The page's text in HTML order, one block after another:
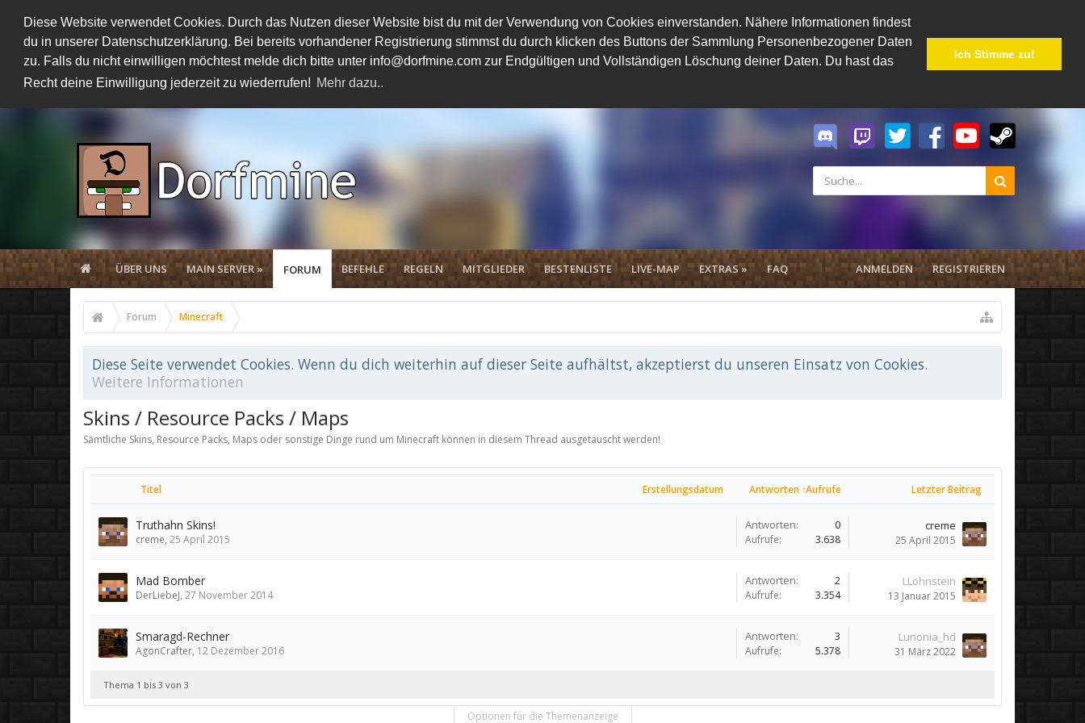
Diese Website verwendet Cookies. Durch das Nutzen dieser Website bist du mit der Verwendung von Cookies einverstanden. Nähere Informationen findest
du in unserer Datenschutzerklärung. Bei bereits vorhandener Registrierung stimmst du durch klicken des Buttons der Sammlung Personenbezogener Daten
zu. Falls du nicht einwilligen möchtest melde dich bitte unter info@dorfmine.com zur Endgültigen und Vollständigen Löschung deiner Daten. Du hast das
Recht deine Einwilligung jederzeit zu wiederrufen! Mehr dazu..
Ich Stimme zu!
ÜBER UNS MAIN SERVER » FORUM BEFEHLE REGELN MITGLIEDER BESTENLISTE LIVE-MAP EXTRAS » FAQ ANMELDEN REGISTRIEREN
Forum Minecraft
Diese Seite verwendet Cookies. Wenn du dich weiterhin auf dieser Seite aufhältst, akzeptierst du unseren Einsatz von Cookies.
Weitere Informationen
Skins / Resource Packs / Maps
Sämtliche Skins, Resource Packs, Maps oder sonstige Dinge rund um Minecraft können in diesem Thread ausgetauscht werden!
Titel Erstellungsdatum Antworten ↑Aufrufe Letzter Beitrag
Truthahn Skins!
creme, 25 April 2015
Antworten: 0
Aufrufe: 3.638
creme
25 April 2015
Mad Bomber
DerLiebeJ, 27 November 2014
Antworten: 2
Aufrufe: 3.354
LLohnstein
13 Januar 2015
Smaragd-Rechner
AgonCrafter, 12 Dezember 2016
Antworten: 3
Aufrufe: 5.378
Lunonia_hd
31 März 2022
Thema 1 bis 3 von 3
Optionen für die Themenanzeige